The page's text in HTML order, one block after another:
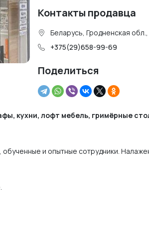
Контакты продавца
Беларусь, Гродненская
+375(29)658-99-69
Поделиться
кухни, лофт мебель, гримёрные
и опытные сотрудники.